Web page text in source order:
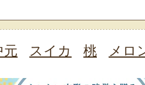
元 スイカ 桃 メロ